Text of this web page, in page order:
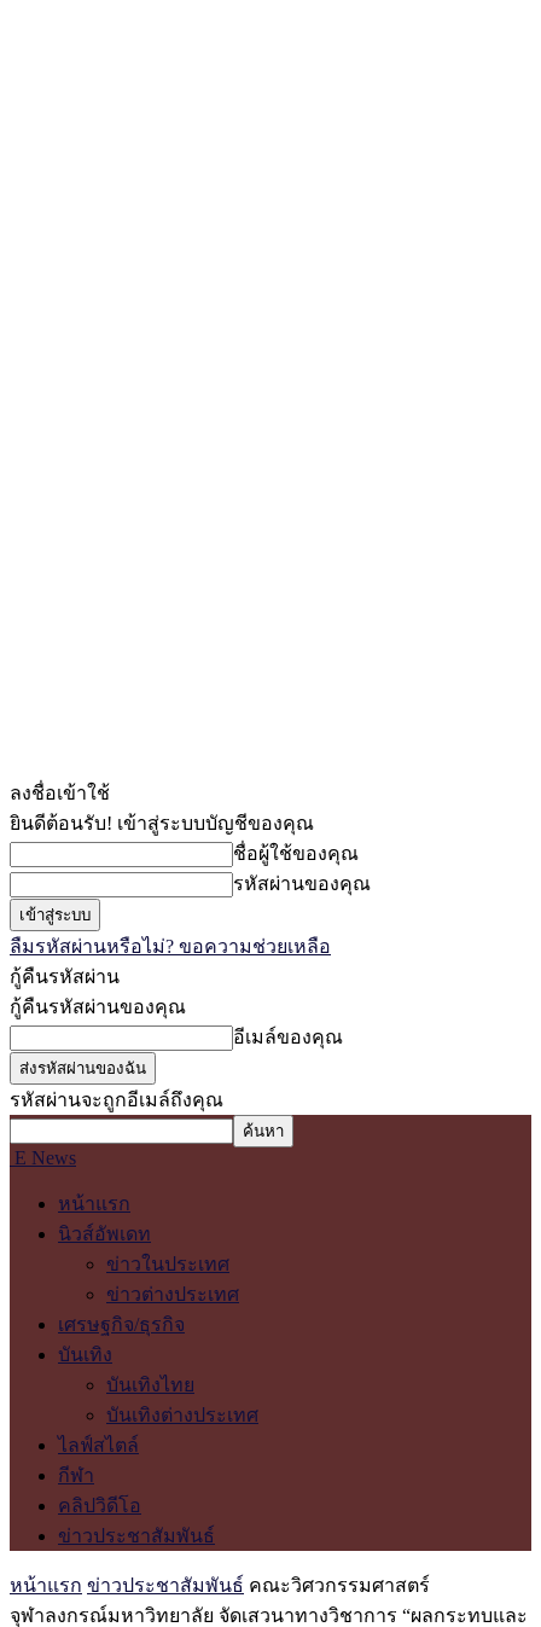
ลงชื่อเข้าใช้
ยินดีต้อนรับ! เข้าสู่ระบบบัญชีของคุณ
ชื่อผู้ใช้ของคุณ
รหัสผ่านของคุณ
ลืมรหัสผ่านหรือไม่? ขอความช่วยเหลือ
กู้คืนรหัสผ่าน
กู้คืนรหัสผ่านของคุณ
อีเมล์ของคุณ
รหัสผ่านจะถูกอีเมล์ถึงคุณ
E News
หน้าแรก
นิวส์อัพเดท
ข่าวในประเทศ
ข่าวต่างประเทศ
เศรษฐกิจ/ธุรกิจ
บันเทิง
บันเทิงไทย
บันเทิงต่างประเทศ
ไลฟ์สไตล์
กีฬา
คลิปวิดีโอ
ข่าวประชาสัมพันธ์
หน้าแรก ข่าวประชาสัมพันธ์ คณะวิศวกรรมศาสตร์
จุฬาลงกรณ์มหาวิทยาลัย จัดเสวนาทางวิชาการ “ผลกระทบและ